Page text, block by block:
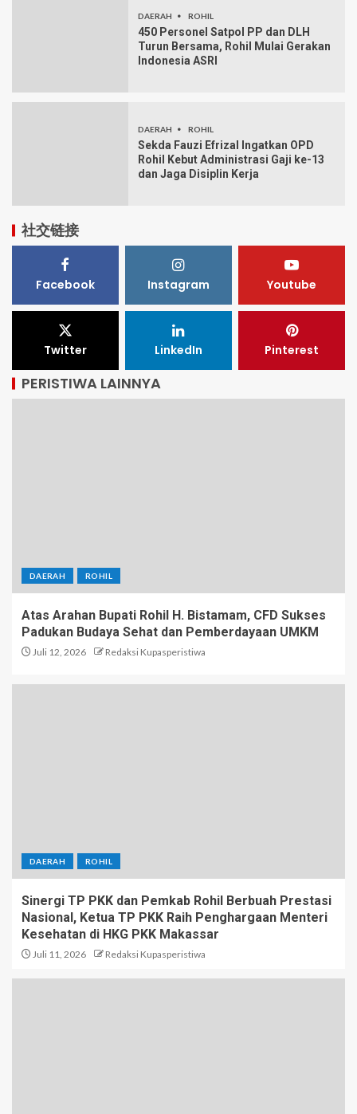
DAERAH ROHIL
450 Personel Satpol PP dan DLH
Turun Bersama, Rohil Mulai Gerakan
Indonesia ASRI
DAERAH ROHIL
Sekda Fauzi Efrizal Ingatkan OPD
Rohil Kebut Administrasi Gaji ke-13
dan Jaga Disiplin Kerja
社交链接
Facebook Instagram Youtube
Twitter LinkedIn Pinterest
PERISTIWA LAINNYA
DAERAH ROHIL
Atas Arahan Bupati Rohil H. Bistamam, CFD Sukses
Padukan Budaya Sehat dan Pemberdayaan UMKM
Juli 12, 2026 Redaksi Kupasperistiwa
DAERAH ROHIL
Sinergi TP PKK dan Pemkab Rohil Berbuah Prestasi
Nasional, Ketua TP PKK Raih Penghargaan Menteri
Kesehatan di HKG PKK Makassar
Juli 11, 2026 Redaksi Kupasperistiwa